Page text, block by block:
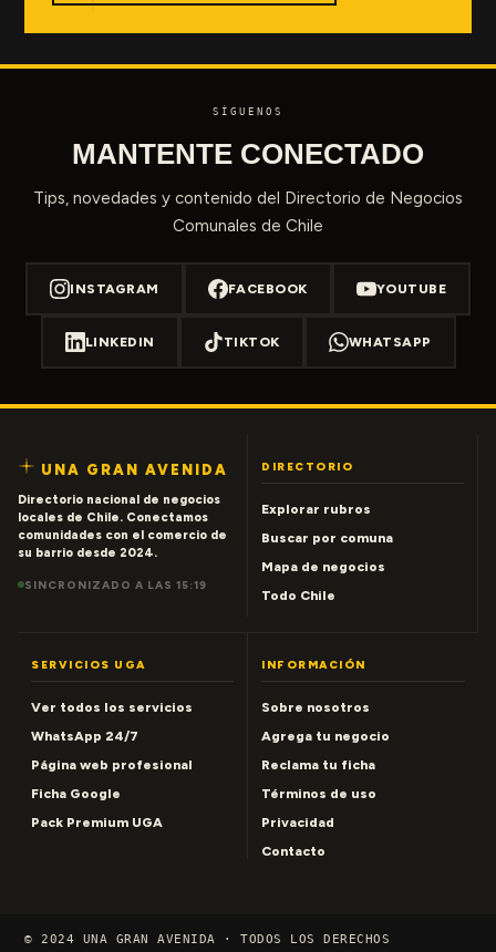
SÍGUENOS
MANTENTE CONECTADO
Tips, novedades y contenido del Directorio de Negocios
Comunales de Chile
INSTAGRAM FACEBOOK YOUTUBE
LINKEDIN TIKTOK WHATSAPP
UNA GRAN AVENIDA
Directorio nacional de negocios
locales de Chile. Conectamos
comunidades con el comercio de
su barrio desde 2024.
SINCRONIZADO A LAS 15:19
DIRECTORIO
Explorar rubros
Buscar por comuna
Mapa de negocios
Todo Chile
SERVICIOS UGA
Ver todos los servicios
WhatsApp 24/7
Página web profesional
Ficha Google
Pack Premium UGA
INFORMACIÓN
Sobre nosotros
Agrega tu negocio
Reclama tu ficha
Términos de uso
Privacidad
Contacto
© 2024 UNA GRAN AVENIDA · TODOS LOS DERECHOS